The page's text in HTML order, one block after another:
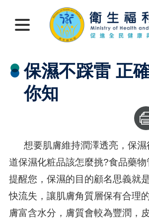
保濕不踩雷 正
你知
想要肌膚維持潤澤透亮，保濕
道保濕化粧品該怎麼挑?食品藥
提醒您，保濕的目的顧名思義就
快流失，讓肌膚角質層保有合理
膚富含水分，膚質會較為豐潤，